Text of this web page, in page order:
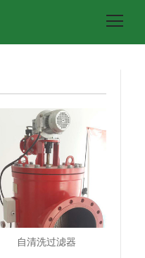
自清洗过滤器